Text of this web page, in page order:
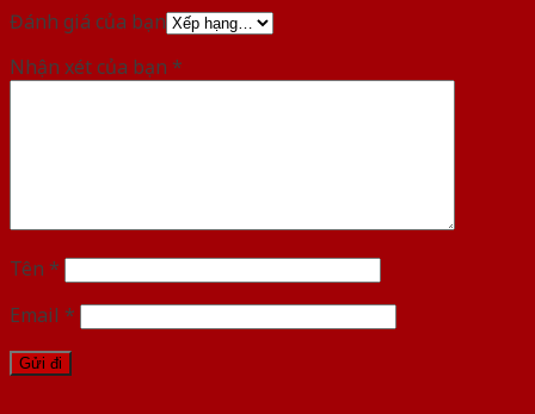
Đánh giá của bạn
Nhận xét của bạn *
Tên *
Email *